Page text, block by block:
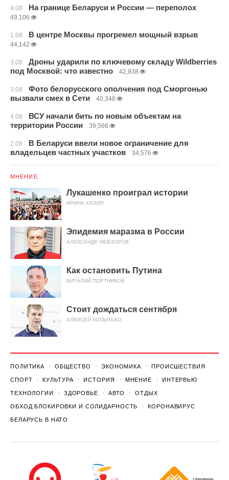
4.08 На границе Беларуси и России — переполох
49,106
1.08 В центре Москвы прогремел мощный взрыв
44,142
3.08
Дроны ударили по ключевому складу Wildberries
под Москвой: что известно
42,938
3.08
Фото белорусского ополчения под Сморгонью
вызвали смех в Сети
40,346
4.08
ВСУ начали бить по новым объектам на
территории России
39,566
2.08
В Беларуси ввели новое ограничение для
владельцев частных участков
34,576
МНЕНИЕ
Лукашенко проиграл истории
ИРИНА ХАЛИП
Эпидемия маразма в России
АЛЕКСАНДР НЕВЗОРОВ
Как остановить Путина
ВИТАЛИЙ ПОРТНИКОВ
Стоит дождаться сентября
АЛЕКСЕЙ КОПЫТЬКО
ПОЛИТИКА ОБЩЕСТВО ЭКОНОМИКА ПРОИСШЕСТВИЯ
СПОРТ КУЛЬТУРА ИСТОРИЯ МНЕНИЕ ИНТЕРВЬЮ
ТЕХНОЛОГИИ ЗДОРОВЬЕ АВТО ОТДЫХ
ОБХОД БЛОКИРОВКИ И СОЛИДАРНОСТЬ КОРОНАВИРУС
БЕЛАРУСЬ В НАТО